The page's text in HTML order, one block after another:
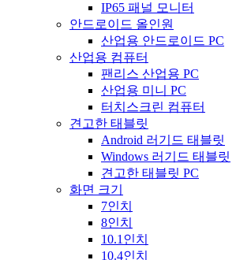
IP65 패널 모니터
안드로이드 올인원
산업용 안드로이드 PC
산업용 컴퓨터
팬리스 산업용 PC
산업용 미니 PC
터치스크린 컴퓨터
견고한 태블릿
Android 러기드 태블릿
Windows 러기드 태블릿
견고한 태블릿 PC
화면 크기
7인치
8인치
10.1인치
10.4인치